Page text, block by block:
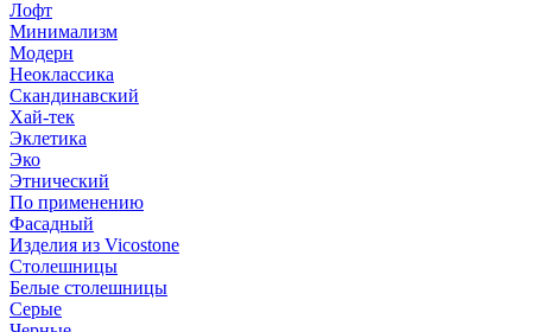
Лофт
Минимализм
Модерн
Неоклассика
Скандинавский
Хай-тек
Эклетика
Эко
Этнический
По применению
Фасадный
Изделия из Vicostone
Столешницы
Белые столешницы
Серые